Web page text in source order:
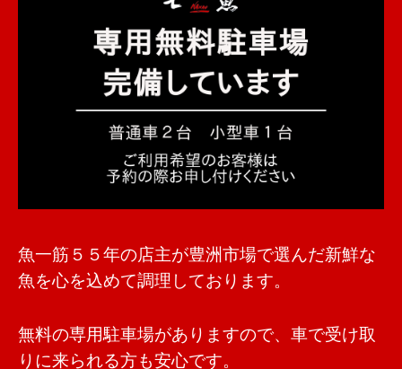
魚一筋５５年の店主が豊洲市場で選んだ新鮮な
魚を心を込めて調理しております。
無料の専用駐車場がありますので、車で受け取
りに来られる方も安心です。